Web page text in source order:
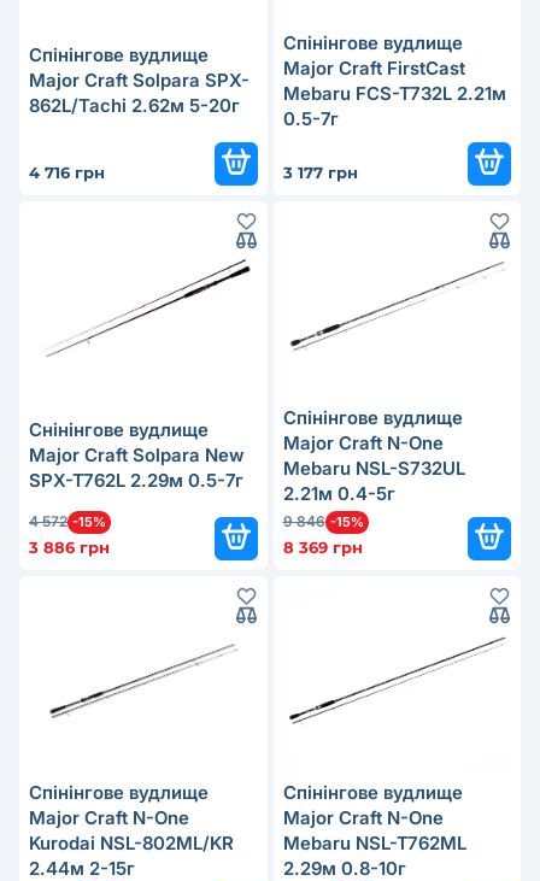
Спінінгове вудлище
Major Craft Solpara SPX-
862L/Tachi 2.62м 5-20г
4 716 грн
Спінінгове вудлище
Major Craft FirstCast
Mebaru FCS-T732L 2.21м
0.5-7г
3 177 грн
Снінінгове вудлище
Major Craft Solpara New
SPX-T762L 2.29м 0.5-7г
4 572 -15%
3 886 грн
Cпінінговe вудлище
Major Craft N-One
Mebaru NSL-S732UL
2.21м 0.4-5г
9 846 -15%
8 369 грн
Cпінінговe вудлище
Major Craft N-One
Kurodai NSL-802ML/KR
2.44м 2-15г
Cпінінговe вудлище
Major Craft N-One
Mebaru NSL-T762ML
2.29м 0.8-10г